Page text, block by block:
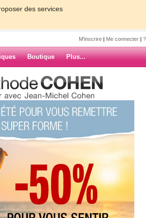
des services
M'inscrire | Me connecter |
Boutique Plus...
» ARCHIVES